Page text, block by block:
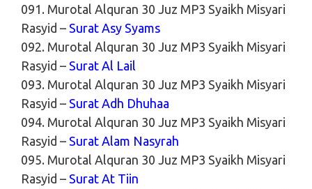
091. Murotal Alquran 30 Juz MP3 Syaikh Misyari
Rasyid – Surat Asy Syams
092. Murotal Alquran 30 Juz MP3 Syaikh Misyari
Rasyid – Surat Al Lail
093. Murotal Alquran 30 Juz MP3 Syaikh Misyari
Rasyid – Surat Adh Dhuhaa
094. Murotal Alquran 30 Juz MP3 Syaikh Misyari
Rasyid – Surat Alam Nasyrah
095. Murotal Alquran 30 Juz MP3 Syaikh Misyari
Rasyid – Surat At Tiin